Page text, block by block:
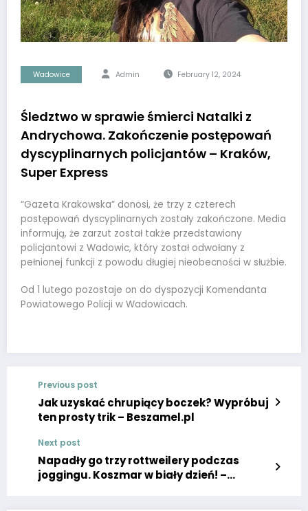
Wadowice Admin February 12, 2024
Śledztwo w sprawie śmierci Natalki z
Andrychowa. Zakończenie postępowań
dyscyplinarnych policjantów – Kraków,
Super Express
“Gazeta Krakowska” donosi, że trzy z czterech
postępowań dyscyplinarnych zostały zakończone. Media
informują, że zarzut został także przedstawiony
policjantowi z Wadowic, który został odwołany z
pełnionej funkcji z powodu długiej nieobecności w służbie.
Od 1 lutego pozostaje on do dyspozycji Komendanta
Powiatowego Policji w Wadowicach.
Previous post
Jak uzyskać chrupiący boczek? Wypróbuj
ten prosty trik – Beszamel.pl
Next post
Napadły go trzy rottweilery podczas
joggingu. Koszmar w biały dzień! –